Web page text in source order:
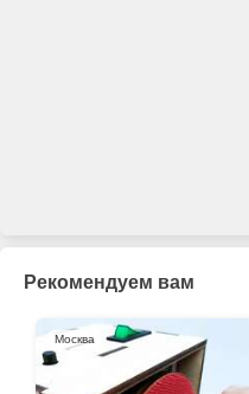
Рекомендуем вам
Москва